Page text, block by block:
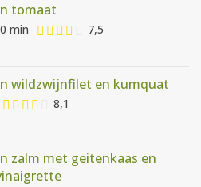
tomaat
min 7,5
wildzwijnfilet en kumquat
8,1
zalm met geitenkaas en